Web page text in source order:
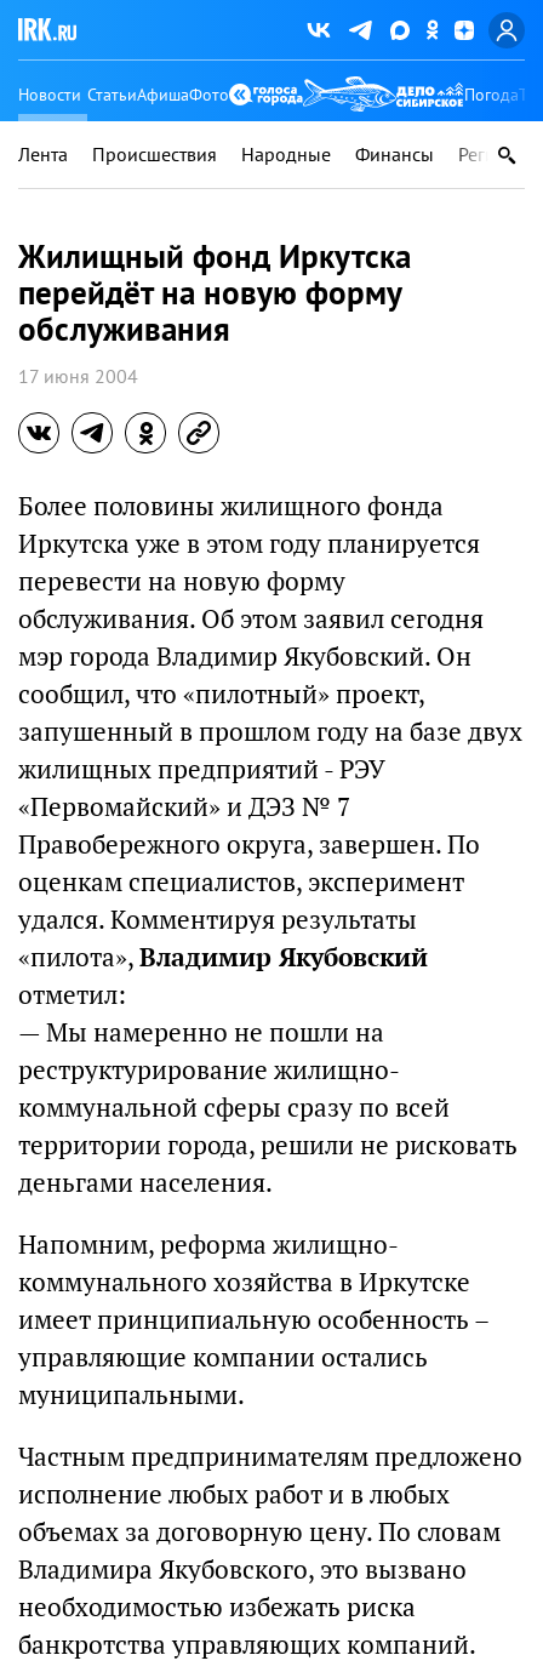
Новости СтатьиАфишаФото Погода
Лента Происшествия Народные Финансы Регионы
Жилищный фонд Иркутска
перейдёт на новую форму
обслуживания
17 июня 2004
Более половины жилищного фонда
Иркутска уже в этом году планируется
перевести на новую форму
обслуживания. Об этом заявил сегодня
мэр города Владимир Якубовский. Он
сообщил, что «пилотный» проект,
запушенный в прошлом году на базе двух
жилищных предприятий - РЭУ
«Первомайский» и ДЭЗ № 7
Правобережного округа, завершен. По
оценкам специалистов, эксперимент
удался. Комментируя результаты
«пилота»,Владимир Якубовский
отметил:
— Мы намеренно не пошли на
реструктурирование жилищно-
коммунальной сферы сразу по всей
территории города, решили не рисковать
деньгами населения.
Напомним, реформа жилищно-
коммунального хозяйства в Иркутске
имеет принципиальную особенность –
управляющие компании остались
муниципальными.
Частным предпринимателям предложено
исполнение любых работ и в любых
объемах за договорную цену. По словам
Владимира Якубовского, это вызвано
необходимостью избежать риска
банкротства управляющих компаний.